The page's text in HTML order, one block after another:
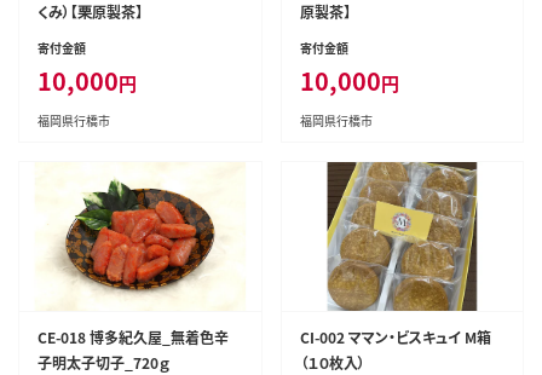
くみ）【栗原製茶】
寄付金額
10,000円
福岡県行橋市
原製茶】
寄付金額
10,000円
福岡県行橋市
CE-018 博多紀久屋_無着色辛
子明太子切子_720ｇ
CI-002 ママン・ビスキュイ M箱
（１０枚入）